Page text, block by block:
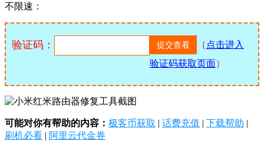
不限速：
验证码： （ 点击进入
验证码获取页面）
可能对你有帮助的内容： 极客币获取 | 话费充值 | 下载帮助 |
刷机必看 | 阿里云代金券